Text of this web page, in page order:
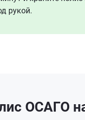
рукой.
ОСАГО